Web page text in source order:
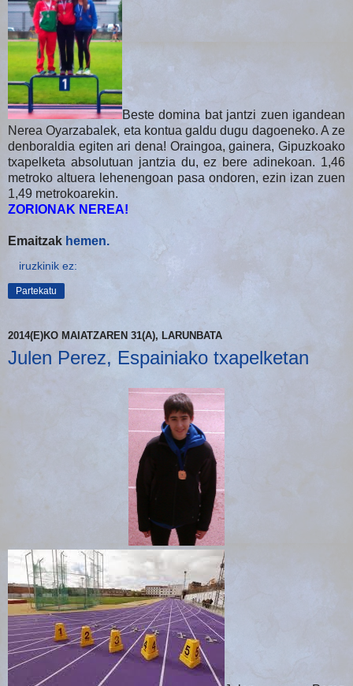
Beste domina bat jantzi zuen igandean
Nerea Oyarzabalek, eta kontua galdu dugu dagoeneko. A ze
denboraldia egiten ari dena! Oraingoa, gainera, Gipuzkoako
txapelketa absolutuan jantzia du, ez bere adinekoan. 1,46
metroko altuera lehenengoan pasa ondoren, ezin izan zuen
1,49 metrokoarekin.
ZORIONAK NEREA!
Emaitzak hemen.
iruzkinik ez:
Partekatu
2014(E)KO MAIATZAREN 31(A), LARUNBATA
Julen Perez, Espainiako txapelketan